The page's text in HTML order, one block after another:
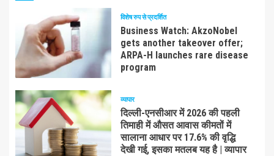
विशेष रुप से प्रदर्शित
Business Watch: AkzoNobel
gets another takeover offer;
ARPA-H launches rare disease
program
व्यापार
दिल्ली-एनसीआर में 2026 की पहली
तिमाही में औसत आवास कीमतों में
सालाना आधार पर 17.6% की वृद्धि
देखी गई, इसका मतलब यह है | व्यापार